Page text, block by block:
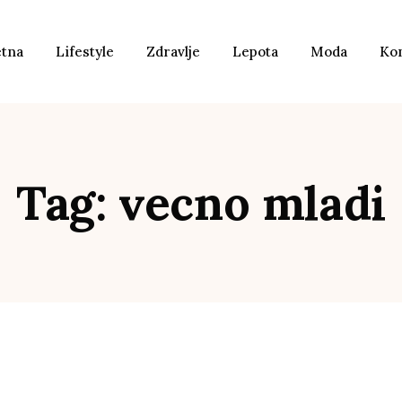
Lifestyle Zdravlje Lepota Moda
Tag: vecno mladi